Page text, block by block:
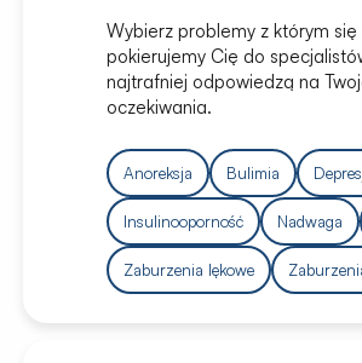
Wybierz problemy z którym
pokierujemy Cię do
najtrafniej odpowiedzą na
oczekiwania.
Anoreksja Bulimia
Insulinooporność Nadwaga
Zaburzenia lękowe